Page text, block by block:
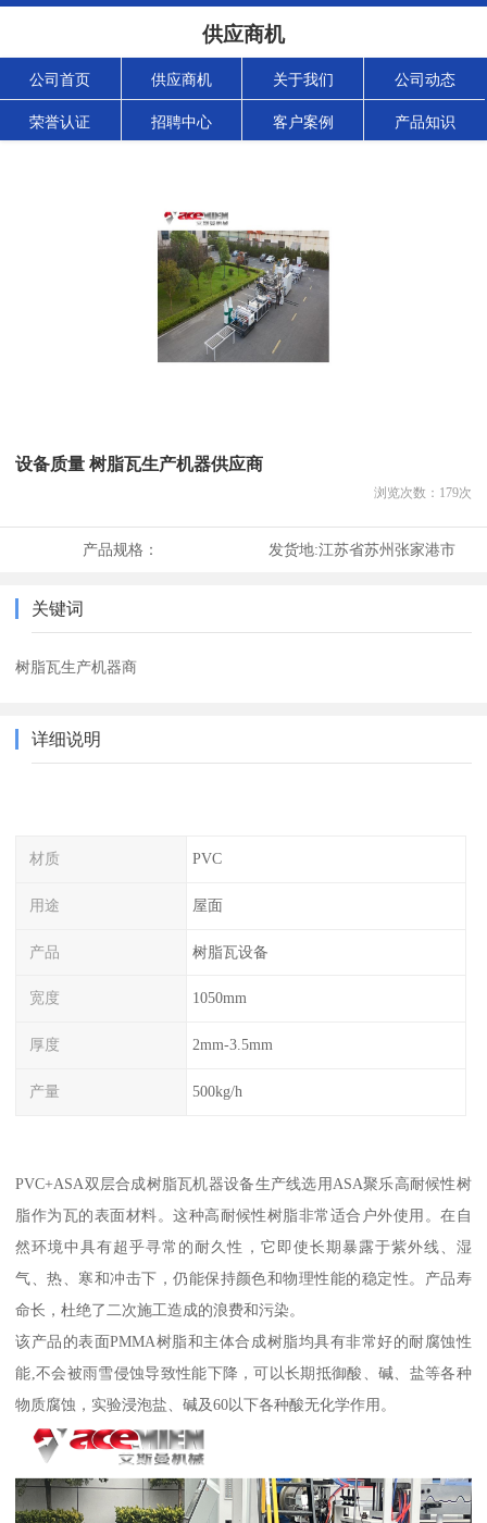
供应商机
公司首页 供应商机 关于我们 公司动态
荣誉认证 招聘中心 客户案例 产品知识
设备质量 树脂瓦生产机器供应商
浏览次数： 179次
产品规格： 发货地:江苏省苏州张家港市
关键词
树脂瓦生产机器商
详细说明
材质 PVC
用途 屋面
产品 树脂瓦设备
宽度 1050mm
厚度 2mm-3.5mm
产量 500kg/h
PVC+ASA双层合成树脂瓦机器设备生产线选用ASA聚乐高耐候性树
脂作为瓦的表面材料。这种高耐候性树脂非常适合户外使用。在自
然环境中具有超乎寻常的耐久性，它即使长期暴露于紫外线、湿
气、热、寒和冲击下，仍能保持颜色和物理性能的稳定性。产品寿
命长，杜绝了二次施工造成的浪费和污染。
该产品的表面PMMA树脂和主体合成树脂均具有非常好的耐腐蚀性
能,不会被雨雪侵蚀导致性能下降，可以长期抵御酸、碱、盐等各种
物质腐蚀，实验浸泡盐、碱及60以下各种酸无化学作用。